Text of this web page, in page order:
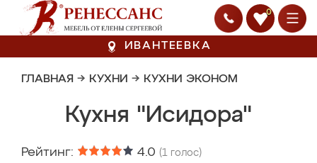
0
ИВАНТЕЕВКА
ГЛАВНАЯ → КУХНИ → КУХНИ ЭКОНОМ
Кухня "Исидора"
Рейтинг: 4.0 (1 голос)